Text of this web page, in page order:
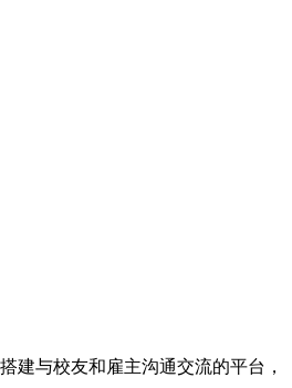
建与校友和雇主沟通交流的平台，